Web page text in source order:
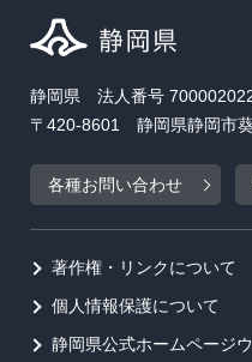
静岡県 法人番号
〒420-8601 静岡県静岡市
各種お問い合わせ
著作権・リンクについて
個人情報保護について
静岡県公式ホームページ